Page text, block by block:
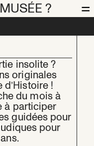
?
insolite ?
originales
!
du mois à
à participer
guidées pour
pour